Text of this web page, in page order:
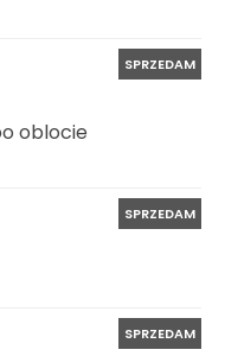
SPRZEDAM
oblocie
SPRZEDAM
SPRZEDAM